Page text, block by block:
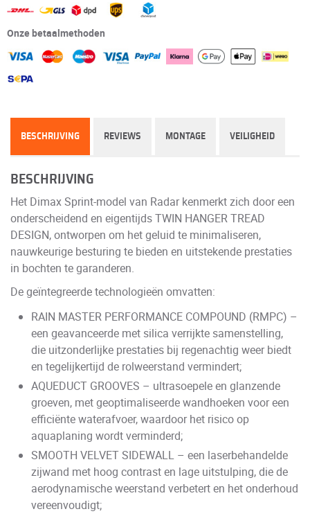
Onze betaalmethoden
BESCHRIJVING REVIEWS MONTAGE VEILIGHEID
BESCHRIJVING
Het Dimax Sprint-model van Radar kenmerkt zich door een
onderscheidend en eigentijds TWIN HANGER TREAD
DESIGN, ontworpen om het geluid te minimaliseren,
nauwkeurige besturing te bieden en uitstekende prestaties
in bochten te garanderen.
De geïntegreerde technologieën omvatten:
RAIN MASTER PERFORMANCE COMPOUND (RMPC) –
een geavanceerde met silica verrijkte samenstelling,
die uitzonderlijke prestaties bij regenachtig weer biedt
en tegelijkertijd de rolweerstand vermindert;
AQUEDUCT GROOVES – ultrasoepele en glanzende
groeven, met geoptimaliseerde wandhoeken voor een
efficiënte waterafvoer, waardoor het risico op
aquaplaning wordt verminderd;
SMOOTH VELVET SIDEWALL – een laserbehandelde
zijwand met hoog contrast en lage uitstulping, die de
aerodynamische weerstand verbetert en het onderhoud
vereenvoudigt;